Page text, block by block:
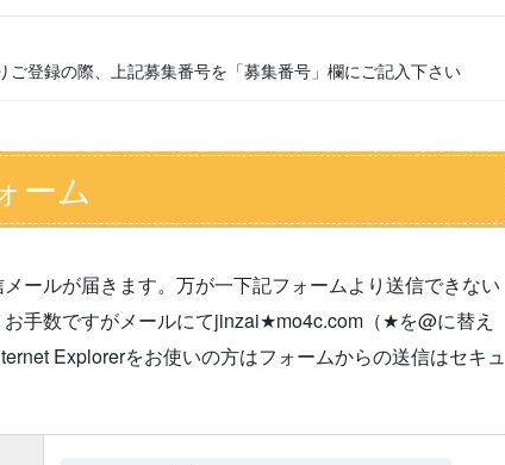
ご登録の際、上記募集番号を「募集番号」欄にご記入下さい
ーム
ールが届きます。万が一下記フォームより送信できない
手数ですがメールにてjinzai★mo4c.com（★を@に替え
Explorerをお使いの方はフォームからの送信はセキュ